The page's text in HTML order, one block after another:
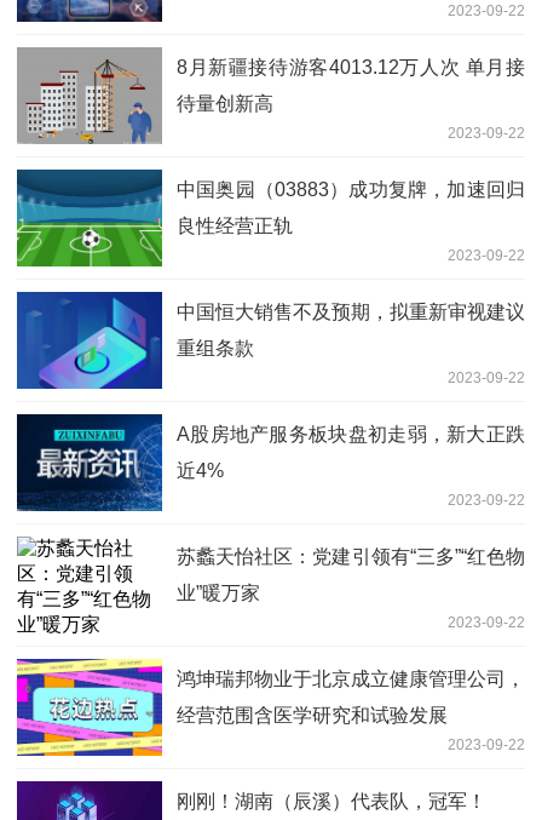
2023-09-22
8月新疆接待游客4013.12万人次 单月接
待量创新高
2023-09-22
中国奥园（03883）成功复牌，加速回归
良性经营正轨
2023-09-22
中国恒大销售不及预期，拟重新审视建议
重组条款
2023-09-22
A股房地产服务板块盘初走弱，新大正跌
近4%
2023-09-22
苏蠡天怡社区：党建引领有“三多”“红色物
业”暖万家
2023-09-22
鸿坤瑞邦物业于北京成立健康管理公司，
经营范围含医学研究和试验发展
2023-09-22
刚刚！湖南（辰溪）代表队，冠军！